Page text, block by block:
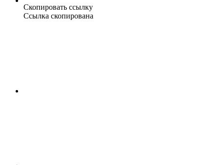
Скопировать ссылку
Ссылка скопирована